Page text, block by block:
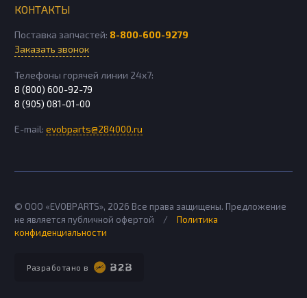
КОНТАКТЫ
Поставка запчастей: 8-800-600-9279
Заказать звонок
Телефоны горячей линии 24х7:
8 (800) 600-92-79
8 (905) 081-01-00
E-mail: evobparts@284000.ru
Разработано в
© ООО «EVOBPARTS», 2026 Все права защищены. Предложение
не является публичной офертой
/
Политика
конфиденциальности